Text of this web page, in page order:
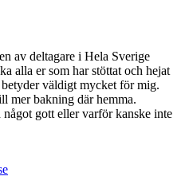
av deltagare i Hela Sverige
alla er som har stöttat och hejat
väldigt mycket för mig.
mer bakning där hemma.
gott eller varför kanske inte